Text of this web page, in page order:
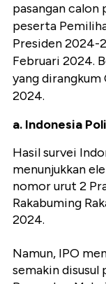
pasangan calon
peserta
Presiden 2024-
Februari 2024.
yang dirangkum
2024.
a. Indonesia
Hasil survei
menunjukkan
nomor urut 2
Rakabuming
2024.
Namun, IPO
semakin disusul